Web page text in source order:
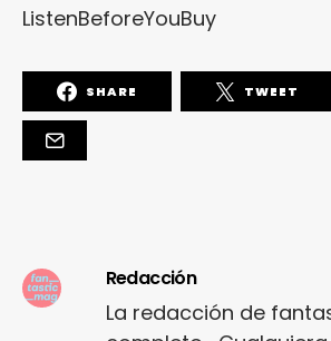
ListenBeforeYouBuy
SHARE TWEET
Redacción
La redacción de